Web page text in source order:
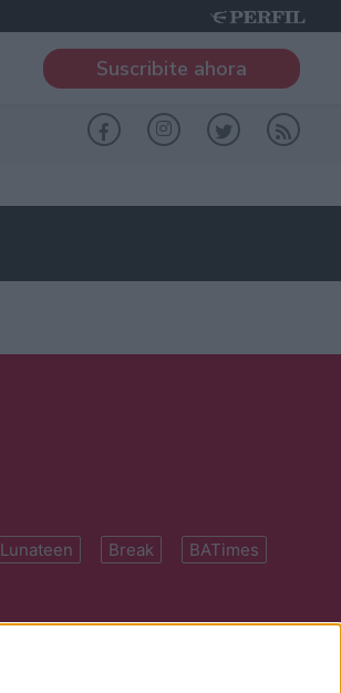
Suscribite ahora
Lunateen Break BATimes